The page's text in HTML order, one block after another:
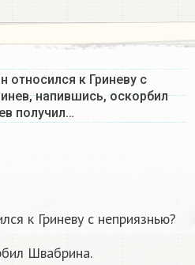
относился к Гриневу с
напившись, оскорбил
получил…
к Гриневу с неприязнью?
Швабрина.